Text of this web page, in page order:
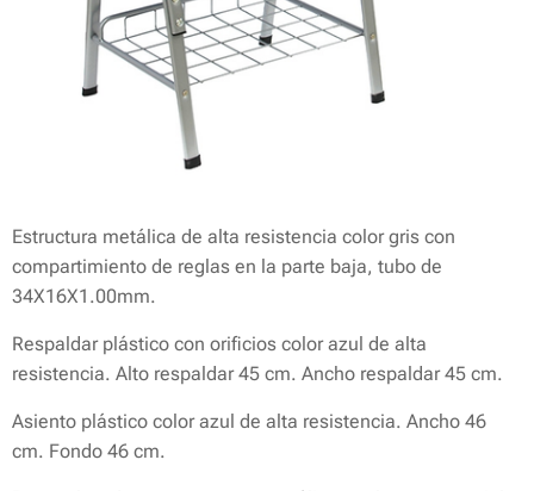
Estructura metálica de alta resistencia color gris con
compartimiento de reglas en la parte baja, tubo de
34X16X1.00mm.
Respaldar plástico con orificios color azul de alta
resistencia. Alto respaldar 45 cm. Ancho respaldar 45 cm.
Asiento plástico color azul de alta resistencia. Ancho 46
cm. Fondo 46 cm.